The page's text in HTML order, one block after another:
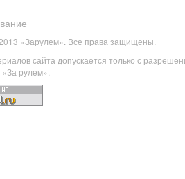
«Зарулем». Все права защищены.
сайта допускается только с
рулем».